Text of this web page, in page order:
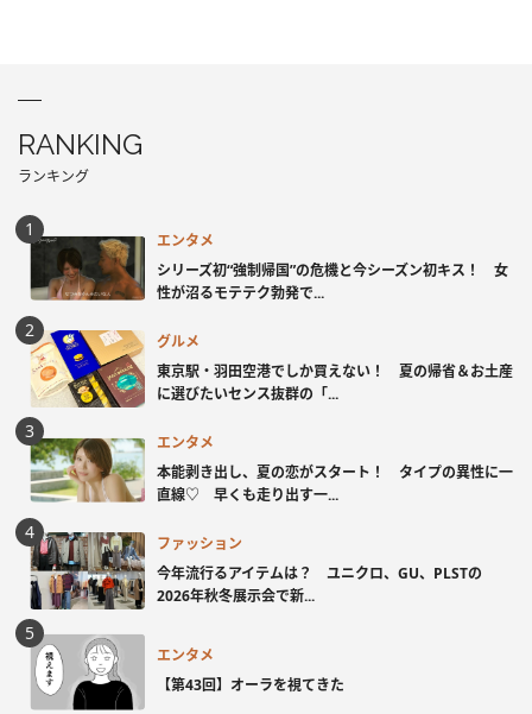
RANKING
ランキング
エンタメ
シリーズ初“強制帰国”の危機と今シーズン初キス！ 女
性が沼るモテテク勃発で...
グルメ
東京駅・羽田空港でしか買えない！ 夏の帰省＆お土産
に選びたいセンス抜群の「...
エンタメ
本能剥き出し、夏の恋がスタート！ タイプの異性に一
直線♡ 早くも走り出す一...
ファッション
今年流行るアイテムは？ ユニクロ、GU、PLSTの
2026年秋冬展示会で新...
エンタメ
【第43回】オーラを視てきた